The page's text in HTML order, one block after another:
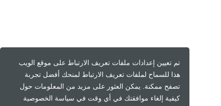
تم تعيين إعدادات ملفات تعريف الارتباط على موقع الويب
هذا للسماح لملفات تعريف الارتباط لمنحك أفضل تجربة
تصفح ممكنة. يمكن العثور على مزيد من المعلومات حول
كيفية إلغاء موافقتك في أي وقت في سياسة الخصوصية